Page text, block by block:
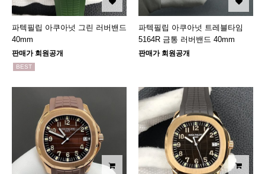
파텍필립 아쿠아넛 그린 러버밴드
40mm
판매가 회원공개
BEST
파텍필립 아쿠아넛 트레블타임
5164R 금통 러버밴드 40mm
판매가 회원공개